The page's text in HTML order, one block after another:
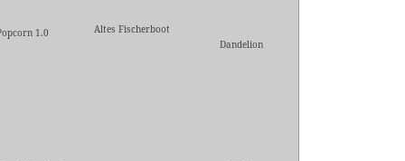
1.0
Altes Fischerboot
Dandelion